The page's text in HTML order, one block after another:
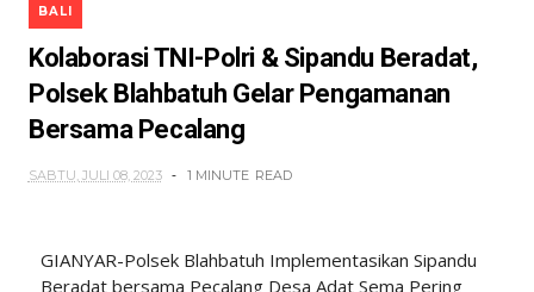
BALI
Kolaborasi TNI-Polri & Sipandu Beradat,
Polsek Blahbatuh Gelar Pengamanan
Bersama Pecalang
SABTU, JULI 08, 2023 1 MINUTE READ
GIANYAR-Polsek Blahbatuh Implementasikan Sipandu
Beradat bersama Pecalang Desa Adat Sema Pering